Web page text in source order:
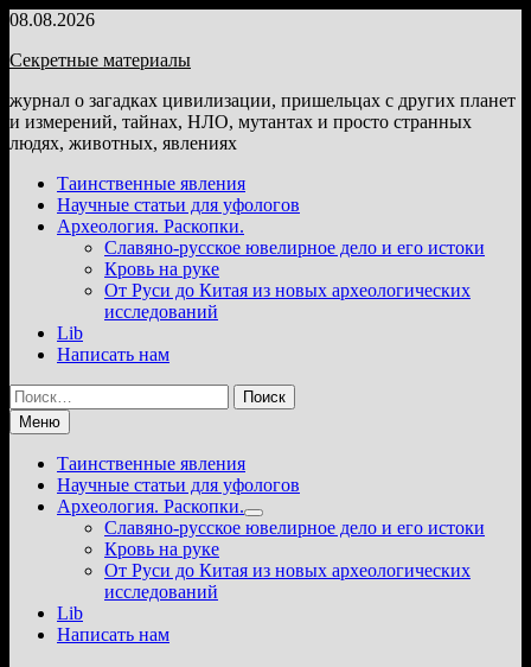
Перейти
содержимому
08.08.2026
Секретные материалы
журнал о загадках цивилизации, пришельцах с других планет
и измерений, тайнах, НЛО, мутантах и просто странных
людях, животных, явлениях
Таинственные явления
Научные статьи для уфологов
Археология. Раскопки.
Славяно-русское ювелирное дело и его истоки
Кровь на руке
От Руси до Китая из новых археологических
исследований
Lib
Написать нам
Найти:
Меню
Таинственные явления
Научные статьи для уфологов
Археология. Раскопки.
Показать
подменю
Славяно-русское ювелирное дело и его истоки
Кровь на руке
От Руси до Китая из новых археологических
исследований
Lib
Написать нам